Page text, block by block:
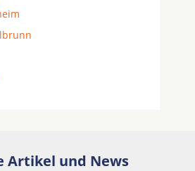
Artikel und News